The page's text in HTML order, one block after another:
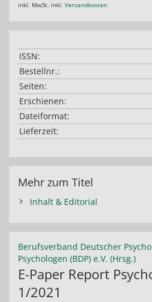
inkl. MwSt. inkl. Versandkosten
ISSN:
Bestellnr.:
Seiten:
Erschienen:
Dateiformat:
Lieferzeit:
Mehr zum Titel
Inhalt & Editorial
Berufsverband Deutscher
Psychologen (BDP) e.V. (Hrsg.)
E-Paper Report
1/2021